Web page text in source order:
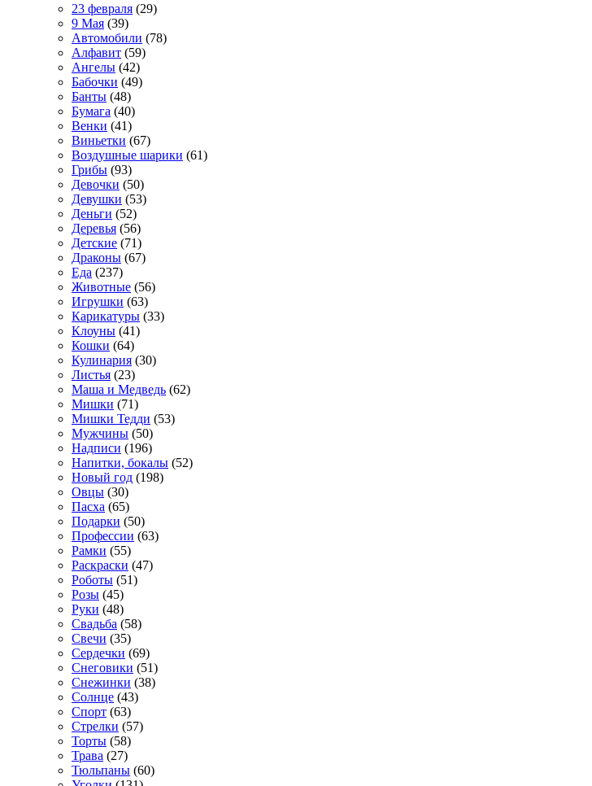
23 февраля (29)
9 Мая (39)
Автомобили (78)
Алфавит (59)
Ангелы (42)
Бабочки (49)
Банты (48)
Бумага (40)
Венки (41)
Виньетки (67)
Воздушные шарики (61)
Грибы (93)
Девочки (50)
Девушки (53)
Деньги (52)
Деревья (56)
Детские (71)
Драконы (67)
Еда (237)
Животные (56)
Игрушки (63)
Карикатуры (33)
Клоуны (41)
Кошки (64)
Кулинария (30)
Листья (23)
Маша и Медведь (62)
Мишки (71)
Мишки Тедди (53)
Мужчины (50)
Надписи (196)
Напитки, бокалы (52)
Новый год (198)
Овцы (30)
Пасха (65)
Подарки (50)
Профессии (63)
Рамки (55)
Раскраски (47)
Роботы (51)
Розы (45)
Руки (48)
Свадьба (58)
Свечи (35)
Сердечки (69)
Снеговики (51)
Снежинки (38)
Солнце (43)
Спорт (63)
Стрелки (57)
Торты (58)
Трава (27)
Тюльпаны (60)